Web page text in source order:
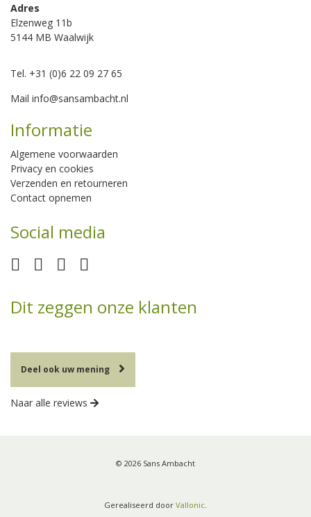
Adres
Elzenweg 11b
5144 MB Waalwijk
Tel. +31 (0)6 22 09 27 65
Mail info@sansambacht.nl
Informatie
Algemene voorwaarden
Privacy en cookies
Verzenden en retourneren
Contact opnemen
Social media
Dit zeggen onze klanten
Deel ook uw mening
Naar alle reviews
© 2026 Sans Ambacht
Gerealiseerd door Vallonic